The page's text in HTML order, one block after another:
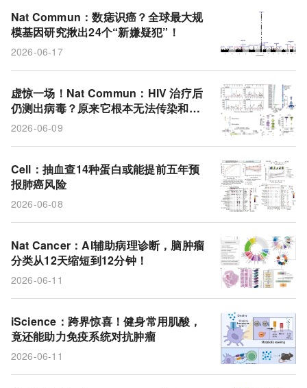
细胞相容性
Hetairos
多基因风险评分 人群队列
痣数量
疾病负担
HIV 病毒载量
血浆特征
中枢神经系统
分子检测 IL-1β
生物标志物
缺陷拷贝
病毒抗原 肺癌 脂肪
Nat Commun：数痣识癌？全球最大规
模基因研究揪出24个“新嫌疑犯”！
2026-06-17
虚惊一场！Nat Commun：HIV 治疗后
仍测出病毒？原来它根本无法传染和致
病
2026-06-09
Cell：抽血查14种蛋白或能提前五年预
报肺癌风险
2026-06-08
Nat Cancer：AI辅助病理诊断，脑肿瘤
分类从12天缩短到12分钟！
2026-06-11
iScience：跨界惊喜！健身常用肌酸，
竟还能助力免疫系统对抗肿瘤
2026-06-11